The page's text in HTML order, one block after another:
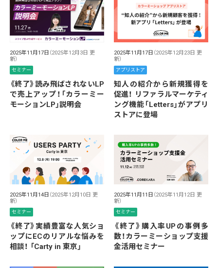
2025年11月17日 （2025年12月3日 更
新）
セミナー
《終了》読み飛ばされないLP
で売上アップ！「カラーミー
モーションLP」説明会
2025年11月17日 （2025年12月23日 更
新）
アプリストア
知人の紹介から新規獲得を
促進！ リファラルマーケティ
ング機能「Letters」がアプリ
ストアに登場
2025年11月14日 （2025年12月10日 更
新）
セミナー
《終了》実績豊富な人気ショ
ップにECのリアルな悩みを
相談！ 「Carty in 東京」
2025年11月11日 （2025年11月12日 更
新）
セミナー
《終了》購入率UPの事例多
数！カラーミーショップ支援
金活用セミナー